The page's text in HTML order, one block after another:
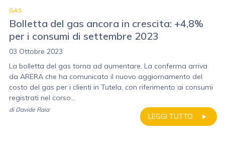
GAS
Bolletta del gas ancora in crescita: +4,8%
per i consumi di settembre 2023
03 Ottobre 2023
La bolletta del gas torna ad aumentare. La conferma arriva
da ARERA che ha comunicato il nuovo aggiornamento del
costo del gas per i clienti in Tutela, con riferimento ai consumi
registrati nel corso...
LEGGI TUTTO
di Davide Raia